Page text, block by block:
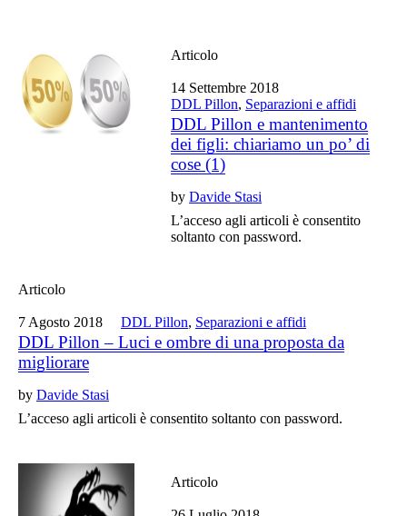
Articolo
14 Settembre 2018
DDL Pillon, Separazioni e affidi
DDL Pillon e mantenimento
dei figli: chiariamo un po’ di
cose (1)
byDavide Stasi
L’acceso agli articoli è consentito
soltanto con password.
Articolo
7 Agosto 2018 DDL Pillon, Separazioni e affidi
DDL Pillon – Luci e ombre di una proposta da
migliorare
by Davide Stasi
L’acceso agli articoli è consentito soltanto con password.
Articolo